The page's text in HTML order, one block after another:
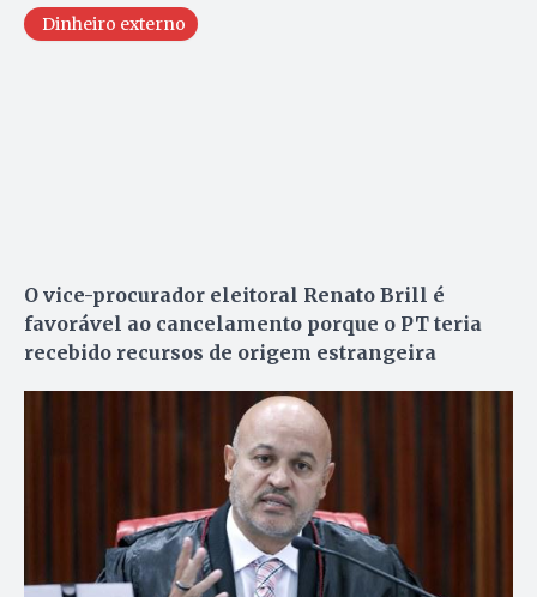
Dinheiro externo
O vice-procurador eleitoral Renato Brill é
favorável ao cancelamento porque o PT teria
recebido recursos de origem estrangeira